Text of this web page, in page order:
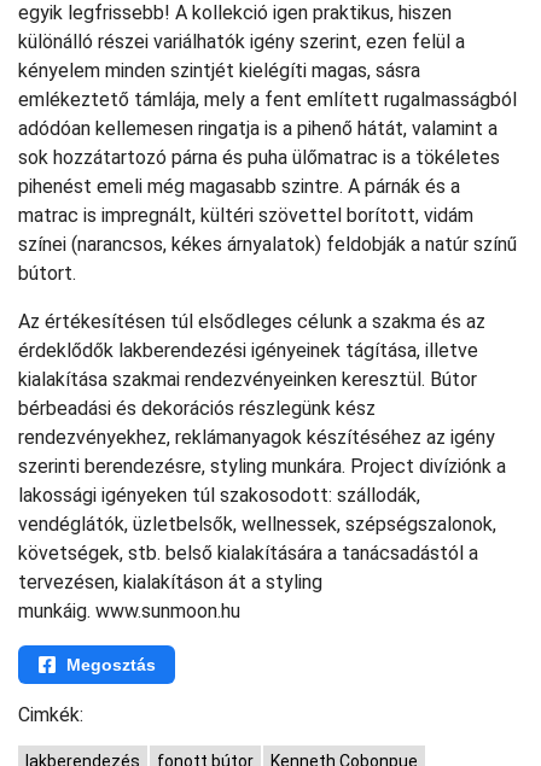
egyik legfrissebb! A kollekció igen praktikus, hiszen
különálló részei variálhatók igény szerint, ezen felül a
kényelem minden szintjét kielégíti magas, sásra
emlékeztető támlája, mely a fent említett rugalmasságból
adódóan kellemesen ringatja is a pihenő hátát, valamint a
sok hozzátartozó párna és puha ülőmatrac is a tökéletes
pihenést emeli még magasabb szintre. A párnák és a
matrac is impregnált, kültéri szövettel borított, vidám
színei (narancsos, kékes árnyalatok) feldobják a natúr színű
bútort.
Az értékesítésen túl elsődleges célunk a szakma és az
érdeklődők lakberendezési igényeinek tágítása, illetve
kialakítása szakmai rendezvényeinken keresztül. Bútor
bérbeadási és dekorációs részlegünk kész
rendezvényekhez, reklámanyagok készítéséhez az igény
szerinti berendezésre, styling munkára. Project divíziónk a
lakossági igényeken túl szakosodott: szállodák,
vendéglátók, üzletbelsők, wellnessek, szépségszalonok,
követségek, stb. belső kialakítására a tanácsadástól a
tervezésen, kialakításon át a styling
munkáig. www.sunmoon.hu
Megosztás
Cimkék:
lakberendezés fonott bútor
Kenneth Cobonpue